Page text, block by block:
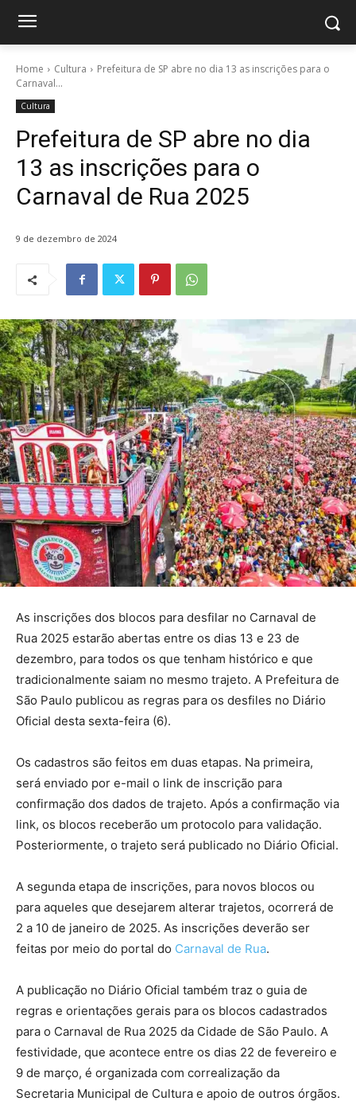
Home Cultura
Prefeitura de SP abre no dia 13 as inscrições para o
Carnaval...
Cultura
Prefeitura de SP abre no dia
13 as inscrições para o
Carnaval de Rua 2025
9 de dezembro de 2024
As inscrições dos blocos para desfilar no Carnaval de
Rua 2025 estarão abertas entre os dias 13 e 23 de
dezembro, para todos os que tenham histórico e que
tradicionalmente saiam no mesmo trajeto. A Prefeitura de
São Paulo publicou as regras para os desfiles no Diário
Oficial desta sexta-feira (6).
Os cadastros são feitos em duas etapas. Na primeira,
será enviado por e-mail o link de inscrição para
confirmação dos dados de trajeto. Após a confirmação via
link, os blocos receberão um protocolo para validação.
Posteriormente, o trajeto será publicado no Diário Oficial.
A segunda etapa de inscrições, para novos blocos ou
para aqueles que desejarem alterar trajetos, ocorrerá de
2 a 10 de janeiro de 2025. As inscrições deverão ser
feitas por meio do portal do Carnaval de Rua.
A publicação no Diário Oficial também traz o guia de
regras e orientações gerais para os blocos cadastrados
para o Carnaval de Rua 2025 da Cidade de São Paulo. A
festividade, que acontece entre os dias 22 de fevereiro e
9 de março, é organizada com correalização da
Secretaria Municipal de Cultura e apoio de outros órgãos.